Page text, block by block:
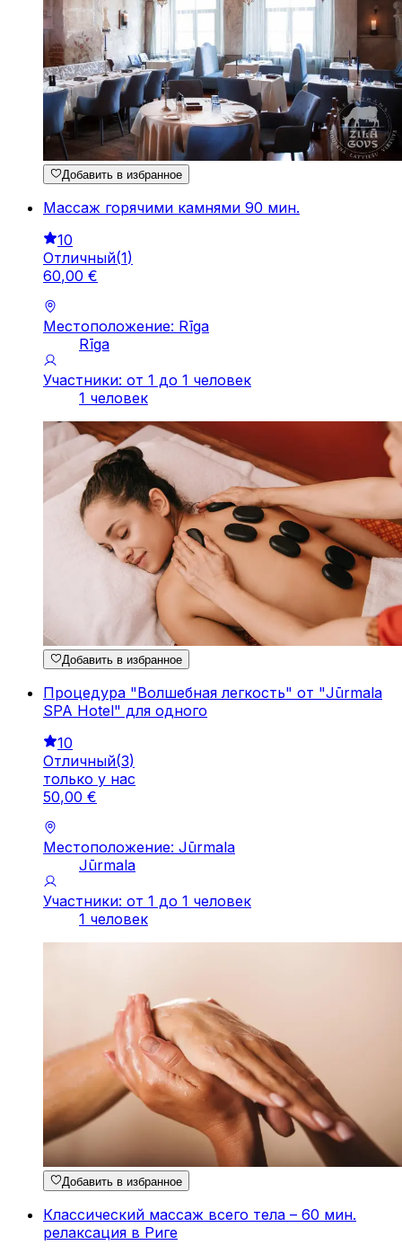
Добавить в избранное
Массаж горячими камнями 90 мин.
10
Отличный(1)
60,00 €
Местоположение: Rīga
Rīga
Участники: от 1 до 1 человек
1 человек
Добавить в избранное
Процедура "Волшебная легкость" от "Jūrmala
SPA Hotel" для одного
10
Отличный(3)
только у нас
50,00 €
Местоположение: Jūrmala
Jūrmala
Участники: от 1 до 1 человек
1 человек
Добавить в избранное
Классический массаж всего тела – 60 мин.
релаксация в Риге